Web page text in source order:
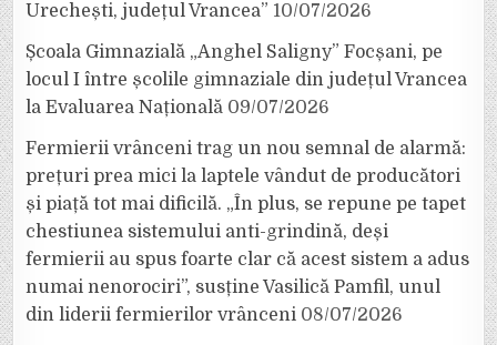
Urechești, județul Vrancea” 10/07/2026
Școala Gimnazială „Anghel Saligny” Focșani, pe
locul I între școlile gimnaziale din județul Vrancea
la Evaluarea Națională 09/07/2026
Fermierii vrânceni trag un nou semnal de alarmă:
prețuri prea mici la laptele vândut de producători
și piață tot mai dificilă. „În plus, se repune pe tapet
chestiunea sistemului anti-grindină, deși
fermierii au spus foarte clar că acest sistem a adus
numai nenorociri”, susține Vasilică Pamfil, unul
din liderii fermierilor vrânceni 08/07/2026